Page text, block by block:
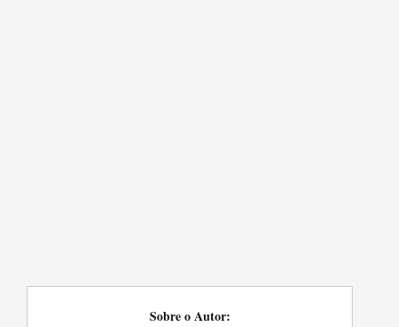
Sobre o Autor: